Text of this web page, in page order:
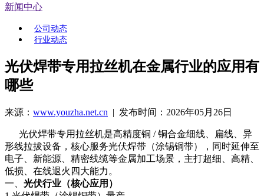
新闻中心
公司动态
行业动态
光伏焊带专用拉丝机在金属行业的应用有
哪些
来源： www.youzha.net.cn | 发布时间：2026年05月26日
光伏焊带专用拉丝机是高精度铜 / 铜合金细线、扁线、异
形线拉拔设备，核心服务光伏焊带（涂锡铜带），同时延伸至
电子、新能源、精密线缆等金属加工场景，主打超细、高精、
低损、在线退火四大能力。
一、 光伏行业（核心应用）